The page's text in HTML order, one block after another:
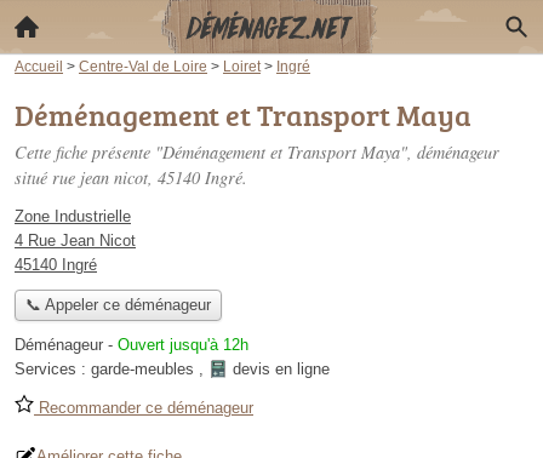
Accueil > Centre-Val de Loire > Loiret > Ingré
Déménagement et Transport Maya
Cette fiche présente "Déménagement et Transport Maya", déménageur
situé rue jean nicot, 45140 Ingré.
Zone Industrielle
4 Rue Jean Nicot
45140 Ingré
📞 Appeler ce déménageur
Déménageur - Ouvert jusqu'à 12h
Services : garde-meubles , devis en ligne
Recommander ce déménageur